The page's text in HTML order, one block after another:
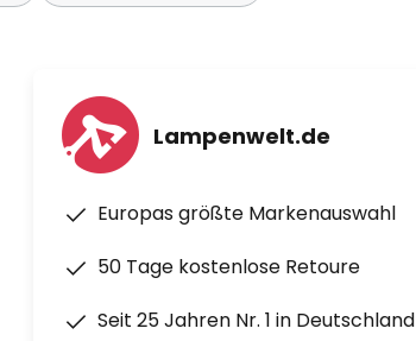
Lampenwelt.de
Europas größte Markenauswahl
50 Tage kostenlose Retoure
Seit 25 Jahren Nr. 1 in Deutschland